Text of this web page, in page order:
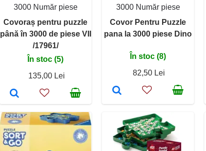
3000 Număr piese
Covoraș pentru puzzle
până în 3000 de piese VII
/17961/
În stoc (5)
135,00 Lei
3000 Număr piese
Covor Pentru Puzzle
pana la 3000 piese Dino
În stoc (8)
82,50 Lei